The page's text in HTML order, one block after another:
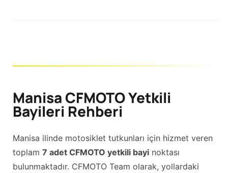
Manisa CFMOTO Yetkili
Bayileri Rehberi
Manisa ilinde motosiklet tutkunları için hizmet veren
toplam 7 adet CFMOTO yetkili bayi noktası
bulunmaktadır. CFMOTO Team olarak, yollardaki